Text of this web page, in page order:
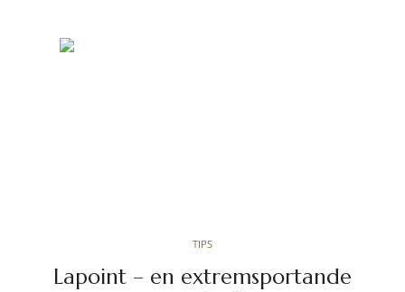
TIPS
Lapoint – en extremsportande